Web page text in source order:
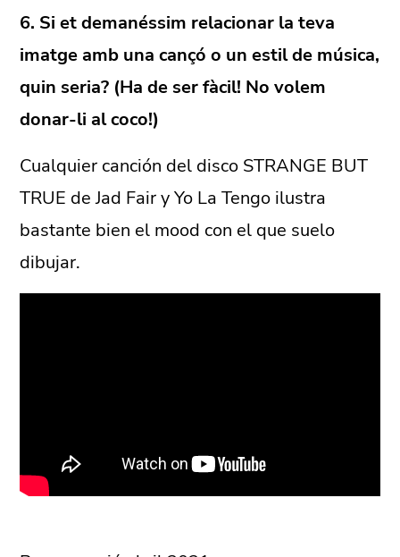
6. Si et demanéssim relacionar la teva
imatge amb una cançó o un estil de música,
quin seria? (Ha de ser fàcil! No volem
donar-li al coco!)
Cualquier canción del disco STRANGE BUT
TRUE de Jad Fair y Yo La Tengo ilustra
bastante bien el mood con el que suelo
dibujar.